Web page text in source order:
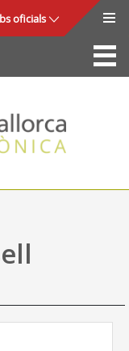
oficials
La Seu
de Mallorca
Accés i seguretat
Utilitats
Ajuda